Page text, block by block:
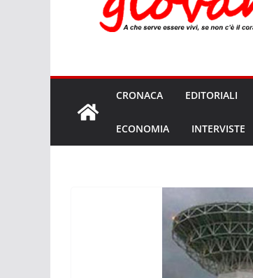
CRONACA EDITORIALI
ECONOMIA INTERVISTE